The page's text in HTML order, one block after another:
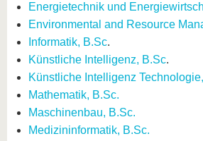
Energietechnik und
Environmental and Resource
Informatik, B.Sc.
Künstliche Intelligenz, B.Sc.
Künstliche Intelligenz
Mathematik, B.Sc.
Maschinenbau, B.Sc.
Medizininformatik, B.Sc.